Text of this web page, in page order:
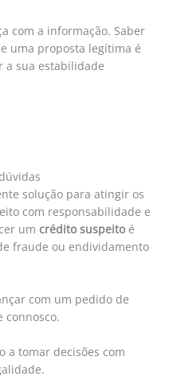
com a informação. Saber
uma proposta legítima é
a sua estabilidade
solução para atingir os
com responsabilidade e
umcrédito suspeitoé
fraude ou endividamento
com um pedido de
connosco.
a tomar decisões com